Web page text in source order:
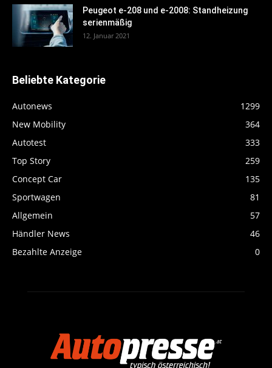
Peugeot e-208 und e-2008: Standheizung
serienmäßig
12. Januar 2021
Beliebte Kategorie
Autonews
1299
New Mobility
364
Autotest
333
Top Story
259
Concept Car
135
Sportwagen
81
Allgemein
57
Händler News
46
Bezahlte Anzeige
0